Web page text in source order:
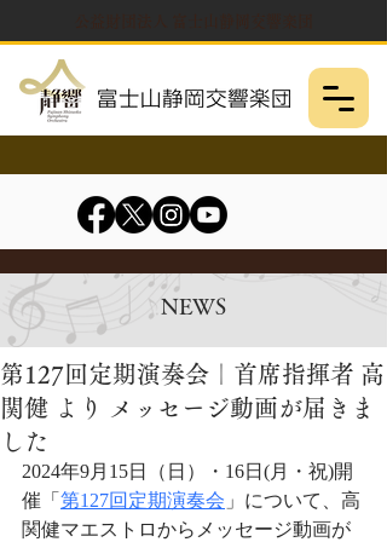
NEWS
第127回定期演奏会｜首席指揮者 高
関健 より メッセージ動画が届きま
した
2024年9月15日（日）・16日(月・祝)開
催「 第127回定期演奏会 」について、高
関健マエストロからメッセージ動画が